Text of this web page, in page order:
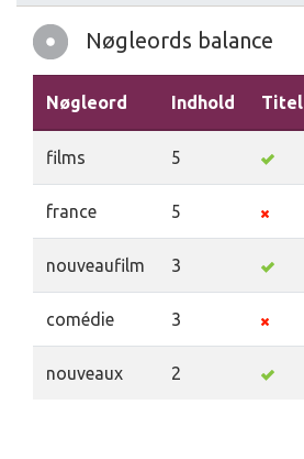
Nøgleords balance
Nøgleord Indhold Titel
films 5
france 5
nouveaufilm 3
comédie 3
nouveaux 2